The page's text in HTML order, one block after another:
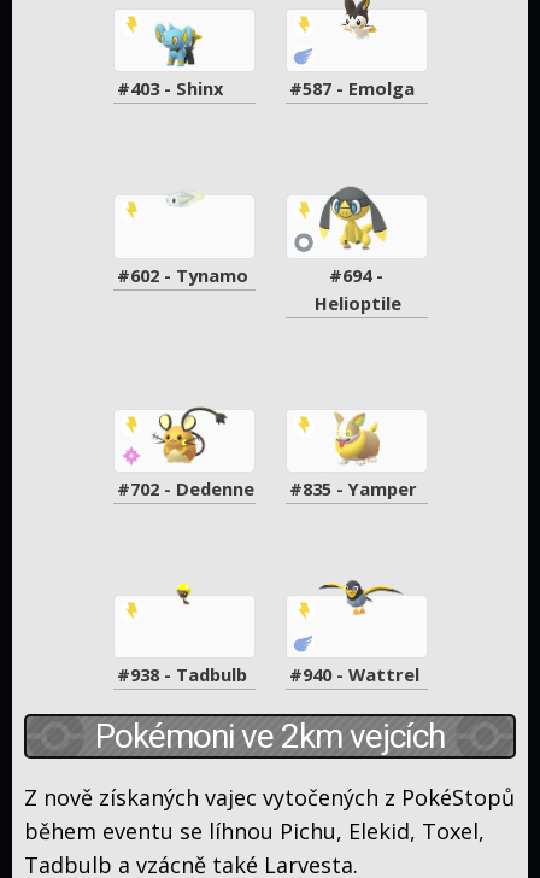
#403 - Shinx #587 - Emolga
#602 - Tynamo
#694 -
Helioptile
#702 - Dedenne #835 - Yamper
#938 - Tadbulb #940 - Wattrel
Pokémoni ve 2km vejcích
Z nově získaných vajec vytočených z PokéStopů
během eventu se líhnou Pichu, Elekid, Toxel,
Tadbulb a vzácně také Larvesta.